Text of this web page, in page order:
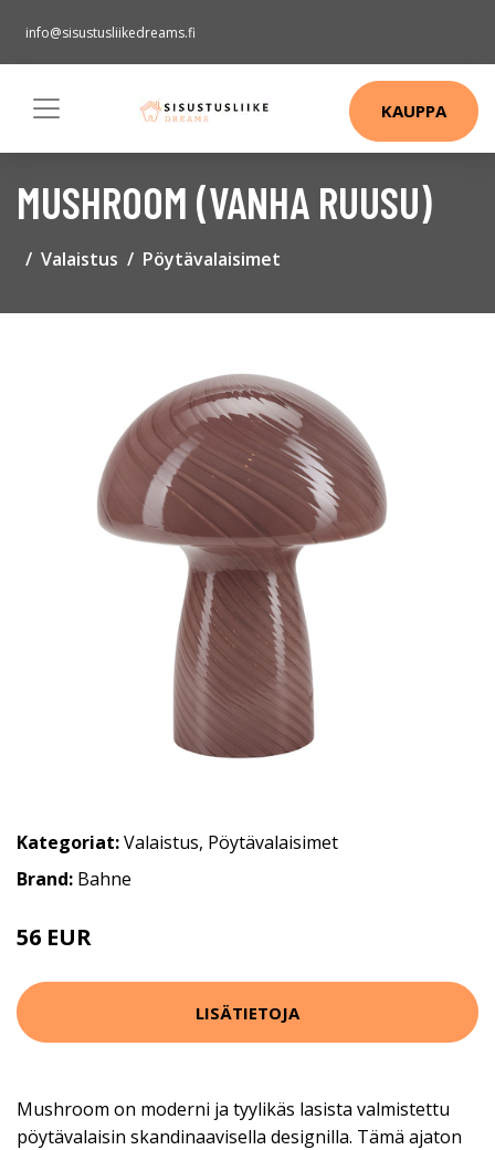
info@sisustusliikedreams.fi
KAUPPA
MUSHROOM (VANHA RUUSU)
Valaistus Pöytävalaisimet
Kategoriat:Valaistus, Pöytävalaisimet
Brand: Bahne
56 EUR
LISÄTIETOJA
Mushroom on moderni ja tyylikäs lasista valmistettu
pöytävalaisin skandinaavisella designilla. Tämä ajaton